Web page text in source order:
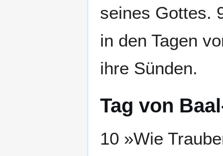
seines Gottes.
in den Tagen
ihre Sünden.
Tag von
10 »Wie